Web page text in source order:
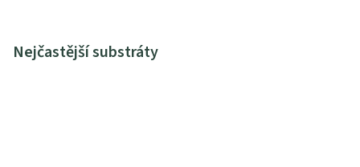
Nejčastější substráty